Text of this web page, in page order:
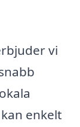
vi
enkelt